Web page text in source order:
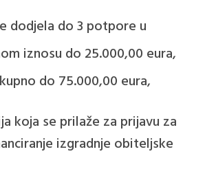
dodjela do 3 potpore u
iznosu do 25.000,00 eura,
do 75.000,00 eura,
koja se prilaže za prijavu za
izgradnje obiteljske